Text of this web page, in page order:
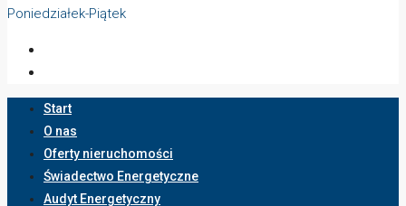
Poniedziałek-Piątek
Start
O nas
Oferty nieruchomości
Świadectwo Energetyczne
Audyt Energetyczny